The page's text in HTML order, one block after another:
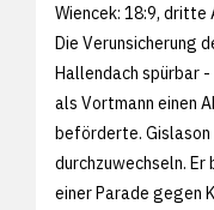
Wiencek: 18:9, dritte
Die Verunsicherung
Hallendach spürbar
als Vortmann einen
beförderte. Gislason
durchzuwechseln.
einer Parade gegen